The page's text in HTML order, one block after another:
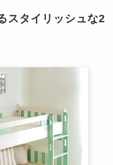
スタイリッシュな2